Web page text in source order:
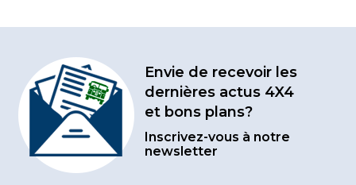
Envie de recevoir les
dernières actus 4X4
et bons plans?
Inscrivez-vous à notre
newsletter